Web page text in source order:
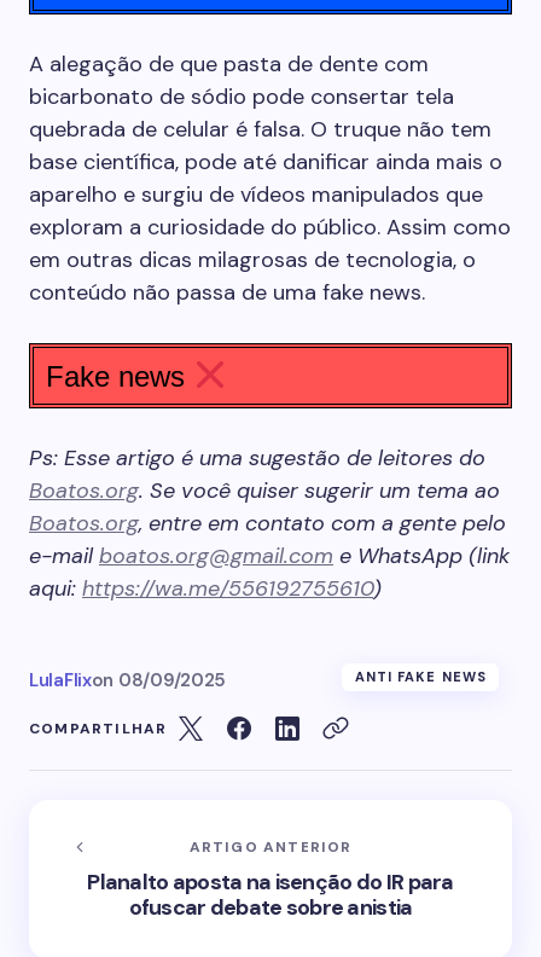
A alegação de que pasta de dente com
bicarbonato de sódio pode consertar tela
quebrada de celular é falsa. O truque não tem
base científica, pode até danificar ainda mais o
aparelho e surgiu de vídeos manipulados que
exploram a curiosidade do público. Assim como
em outras dicas milagrosas de tecnologia, o
conteúdo não passa de uma fake news.
Fake news
Ps: Esse artigo é uma sugestão de leitores do
Boatos.org. Se você quiser sugerir um tema ao
Boatos.org, entre em contato com a gente pelo
e-mailboatos.org@gmail.com e WhatsApp (link
aqui: https://wa.me/556192755610)
LulaFlixon 08/09/2025 ANTI FAKE NEWS
COMPARTILHAR
ARTIGO ANTERIOR
Planalto aposta na isenção do IR para
ofuscar debate sobre anistia